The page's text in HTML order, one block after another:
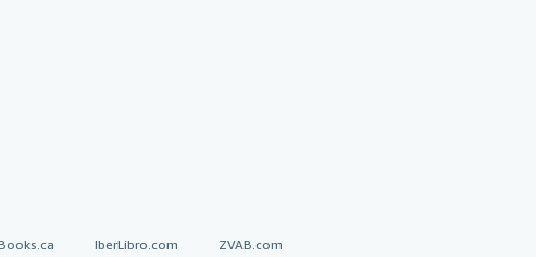
IberLibro.com ZVAB.com